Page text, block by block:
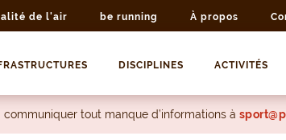
de l'air be running À propos
DISCIPLINES ACTIVITÉS
tout manque d’informations à